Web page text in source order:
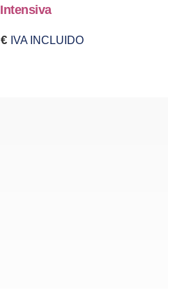
Intensiva
€ IVA INCLUIDO